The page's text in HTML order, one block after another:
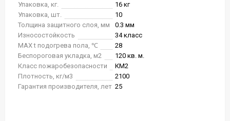
Упаковка, кг.
16 кг
Упаковка, шт.
10
Толщина защитного слоя, мм
0.3 мм
Износостойкость
34 класс
MAX t подогрева пола, ℃
28
Беспороговая укладка, м2
120 кв. м.
Класс пожаробезопасности
КМ2
Плотность, кг/м3
2100
Гарантия производителя, лет 25